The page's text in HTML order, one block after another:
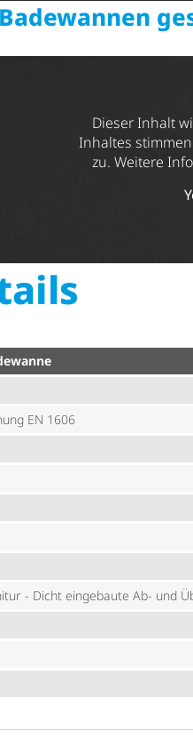
Dieser Inhalt
Inhaltes
zu. Weitere
EN 1606
- Dicht eingebaute Ab- und